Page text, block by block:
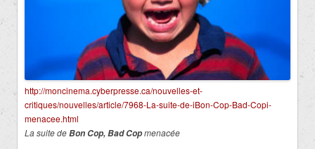
http://moncinema.cyberpresse.ca/nouvelles-et-
critiques/nouvelles/article/7968-La-suite-de-iBon-Cop-Bad-Copi-
menacee.html
La suite deBon Cop, Bad Copmenacée